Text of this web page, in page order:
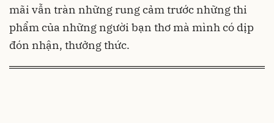
mãi vẫn tràn những rung cảm trước những thi
phẩm của những người bạn thơ mà mình có dịp
đón nhận, thưởng thức.